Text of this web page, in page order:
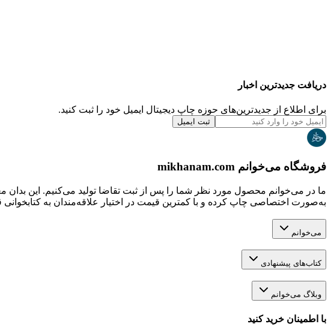
دریافت جدیدترین‌ اخبار
برای اطلاع از جدیدترین‌های حوزه چاپ دیجیتال ایمیل خود را ثبت کنید.
ثبت ایمیل
فروشگاه می‌خوانم mikhanam.com
ما در می‌خوانم محصول مورد نظر شما را پس از ثبت تقاضا تولید می‌کنیم. این
به‌صورت اختصاصی چاپ کرده و با کمترین قیمت در اختیار علاقه‌مندان به کتابخوانی
می‌خوانم
کتاب‌های پیشنهادی
وبلاگ می‌خوانم
با اطمینان خرید کنید